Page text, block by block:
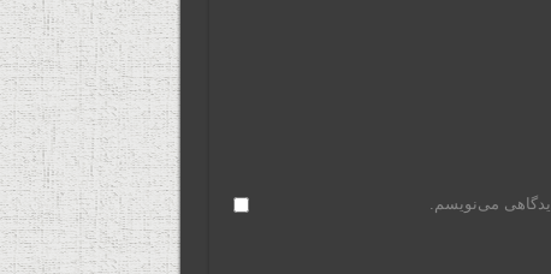
می‌نویسم.